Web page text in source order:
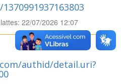
22/07/2026 12:07
authid/detail.uri?